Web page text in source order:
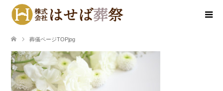
葬儀ページTOPjpg